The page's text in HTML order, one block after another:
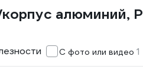
алюминий,
С фото или видео 1